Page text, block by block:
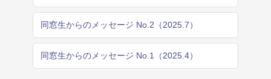
同窓生からのメッセージ No.2（2025.7）
同窓生からのメッセージ No.1（2025.4）